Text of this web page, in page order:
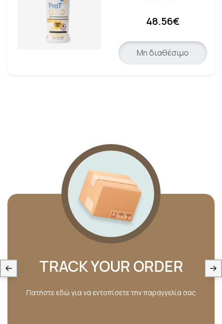
48.56€
Μη διαθέσιμο
TRACK YOUR ORDER
Πατήστε εδώ για να εντοπίσετε την παραγγελία σας